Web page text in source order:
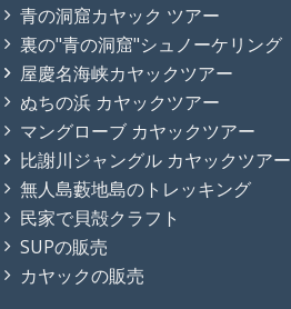
青の洞窟カヤック ツアー
裏の"青の洞窟"シュノーケリング
屋慶名海峡カヤックツアー
ぬちの浜 カヤックツアー
マングローブ カヤックツアー
比謝川ジャングル カヤックツアー
無人島藪地島のトレッキング
民家で貝殻クラフト
SUPの販売
カヤックの販売